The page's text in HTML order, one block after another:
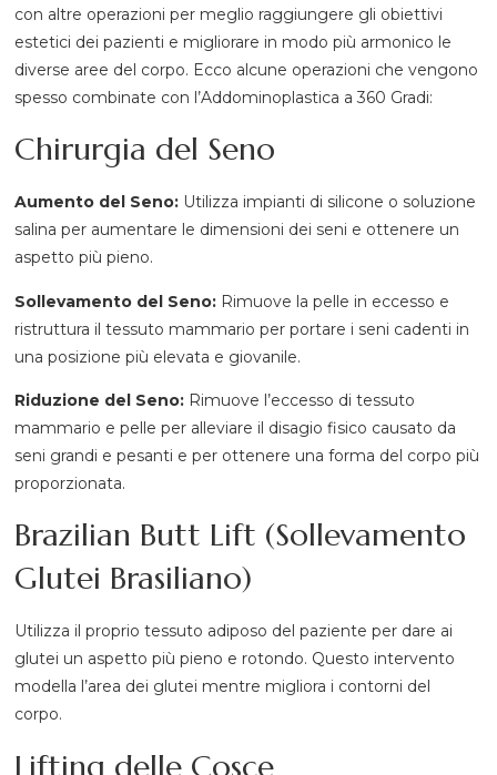
con altre operazioni per meglio raggiungere gli obiettivi
estetici dei pazienti e migliorare in modo più armonico le
diverse aree del corpo. Ecco alcune operazioni che vengono
spesso combinate con l’Addominoplastica a 360 Gradi:
Chirurgia del Seno
Aumento del Seno: Utilizza impianti di silicone o soluzione
salina per aumentare le dimensioni dei seni e ottenere un
aspetto più pieno.
Sollevamento del Seno: Rimuove la pelle in eccesso e
ristruttura il tessuto mammario per portare i seni cadenti in
una posizione più elevata e giovanile.
Riduzione del Seno: Rimuove l’eccesso di tessuto
mammario e pelle per alleviare il disagio fisico causato da
seni grandi e pesanti e per ottenere una forma del corpo più
proporzionata.
Brazilian Butt Lift (Sollevamento
Glutei Brasiliano)
Utilizza il proprio tessuto adiposo del paziente per dare ai
glutei un aspetto più pieno e rotondo. Questo intervento
modella l’area dei glutei mentre migliora i contorni del
corpo.
Lifting delle Cosce